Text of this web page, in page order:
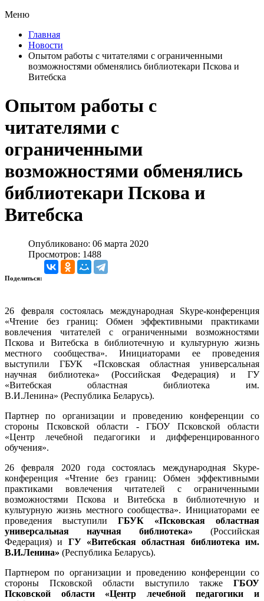
Меню
Главная
Новости
Опытом работы с читателями с ограниченными
возможностями обменялись библиотекари Пскова и
Витебска
Опытом работы с
читателями с
ограниченными
возможностями обменялись
библиотекари Пскова и
Витебска
Опубликовано: 06 марта 2020
Просмотров: 1488
Поделиться:
26 февраля состоялась международная Skype-конференция
«Чтение без границ: Обмен эффективными практиками
вовлечения читателей с ограниченными возможностями
Пскова и Витебска в библиотечную и культурную жизнь
местного сообщества». Инициаторами ее проведения
выступили ГБУК «Псковская областная универсальная
научная библиотека» (Российская Федерация) и ГУ
«Витебская областная библиотека им.
В.И.Ленина» (Республика Беларусь).
Партнер по организации и проведению конференции со
стороны Псковской области - ГБОУ Псковской области
«Центр лечебной педагогики и дифференцированного
обучения».
26 февраля 2020 года состоялась международная Skype-
конференция «Чтение без границ: Обмен эффективными
практиками вовлечения читателей с ограниченными
возможностями Пскова и Витебска в библиотечную и
культурную жизнь местного сообщества». Инициаторами ее
проведения выступили ГБУК «Псковская областная
универсальная научная библиотека» (Российская
Федерация) и ГУ «Витебская областная библиотека им.
В.И.Ленина» (Республика Беларусь).
Партнером по организации и проведению конференции со
стороны Псковской области выступило также ГБОУ
Псковской области «Центр лечебной педагогики и